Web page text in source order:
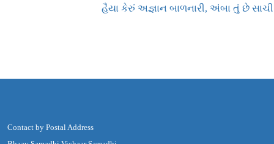
હૈયા કેરું અજ્ઞાન બાળનારી, અંબા તું છે સાચી
Contact by Postal Address